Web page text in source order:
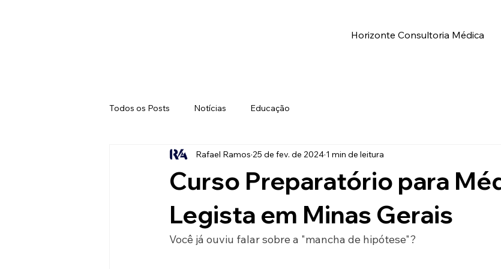
Horizonte Consultoria Médica
Todos os Posts Notícias Educação
Curso Preparatório para
Legista em Minas Gerais
Rafael Ramos 25 de fev. de 2024 1 min de leitura
Você já ouviu falar sobre a "mancha de hipótese"?